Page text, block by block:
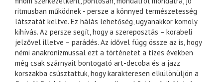
ritmusban működnek - persze a könnyed természetesség
látszatát keltve. Ez hálás lehetőség, ugyanakkor komoly
kihívás. Az persze segít, hogy a szereposztás – korabeli
jelzővel illetve – parádés. Az idővel függ össze az is, hogy
némi anakronizmussal ezt a történetet a tízes években
még csak szárnyait bontogató art-decoba és a jazz
korszakba csúsztattuk, hogy karakteresen elkülönüljön a